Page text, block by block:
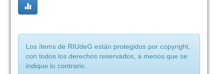
Los ítems de RIUdeG están protegidos por copyright,
con todos los derechos reservados, a menos que se
indique lo contrario.